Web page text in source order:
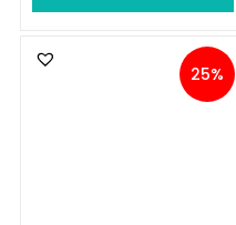
25%